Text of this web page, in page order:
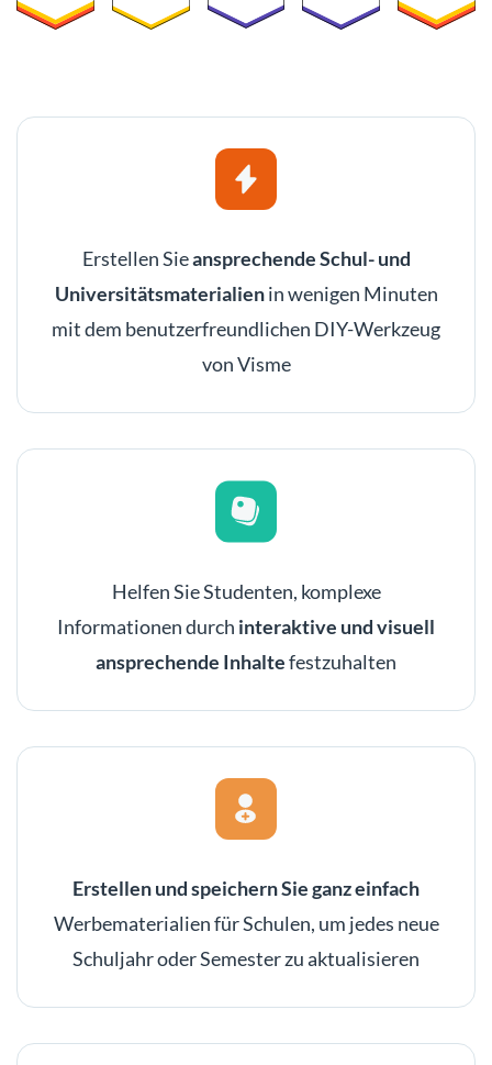
Erstellen Sieansprechende Schul- und
Universitätsmaterialienin wenigen Minuten
mit dem benutzerfreundlichen DIY-Werkzeug
von Visme
Helfen Sie Studenten, komplexe
Informationen durch interaktive und visuell
ansprechende Inhaltefestzuhalten
Erstellen und speichern Sie ganz einfach
Werbematerialien für Schulen, um jedes neue
Schuljahr oder Semester zu aktualisieren